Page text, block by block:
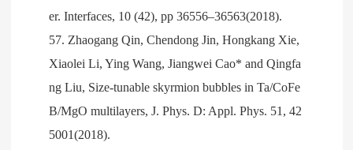
er. Interfaces, 10 (42), pp 36556–36563(2018).
57. Zhaogang Qin, Chendong Jin, Hongkang Xie,
Xiaolei Li, Ying Wang, Jiangwei Cao* and Qingfa
ng Liu, Size-tunable skyrmion bubbles in Ta/CoFe
B/MgO multilayers, J. Phys. D: Appl. Phys. 51, 42
5001(2018).